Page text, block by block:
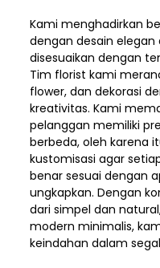
Kami menghadirkan
dengan desain
disesuaikan dengan
Tim florist kami
flower, dan dekorasi
kreativitas. Kami
pelanggan memiliki
berbeda, oleh karena
kustomisasi agar
benar sesuai dengan
ungkapkan. Dengan
dari simpel dan
modern minimalis,
keindahan dalam